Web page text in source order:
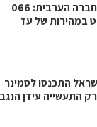
מהפכת הסיבים מגיעה לחברה הערבית: 066
במהירות של עד
התכנסו לסמינר
התעשייה עידן הנגב